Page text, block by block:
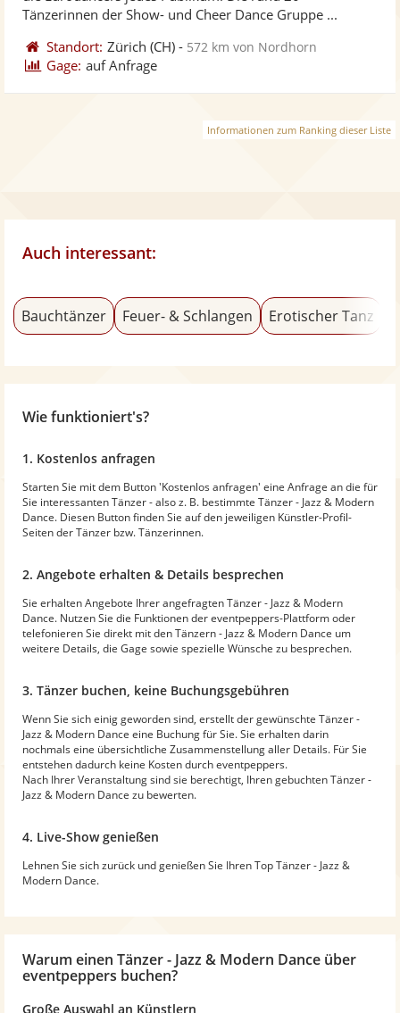
Tänzerinnen der Show- und Cheer Dance Gruppe ...
Standort: Zürich (CH) - 572 km von Nordhorn
Gage: auf Anfrage
Informationen zum Ranking dieser Liste
Auch interessant:
Bauchtänzer Feuer- & Schlangen Erotischer Tanz
Wie funktioniert's?
1. Kostenlos anfragen
Starten Sie mit dem Button 'Kostenlos anfragen' eine Anfrage an die für
Sie interessanten Tänzer - also z. B. bestimmte Tänzer - Jazz & Modern
Dance. Diesen Button finden Sie auf den jeweiligen Künstler-Profil-
Seiten der Tänzer bzw. Tänzerinnen.
2. Angebote erhalten & Details besprechen
Sie erhalten Angebote Ihrer angefragten Tänzer - Jazz & Modern
Dance. Nutzen Sie die Funktionen der eventpeppers-Plattform oder
telefonieren Sie direkt mit den Tänzern - Jazz & Modern Dance um
weitere Details, die Gage sowie spezielle Wünsche zu besprechen.
3. Tänzer buchen, keine Buchungsgebühren
Wenn Sie sich einig geworden sind, erstellt der gewünschte Tänzer -
Jazz & Modern Dance eine Buchung für Sie. Sie erhalten darin
nochmals eine übersichtliche Zusammenstellung aller Details. Für Sie
entstehen dadurch keine Kosten durch eventpeppers.
Nach Ihrer Veranstaltung sind sie berechtigt, Ihren gebuchten Tänzer -
Jazz & Modern Dance zu bewerten.
4. Live-Show genießen
Lehnen Sie sich zurück und genießen Sie Ihren Top Tänzer - Jazz &
Modern Dance.
Warum einen Tänzer - Jazz & Modern Dance über
eventpeppers buchen?
Große Auswahl an Künstlern